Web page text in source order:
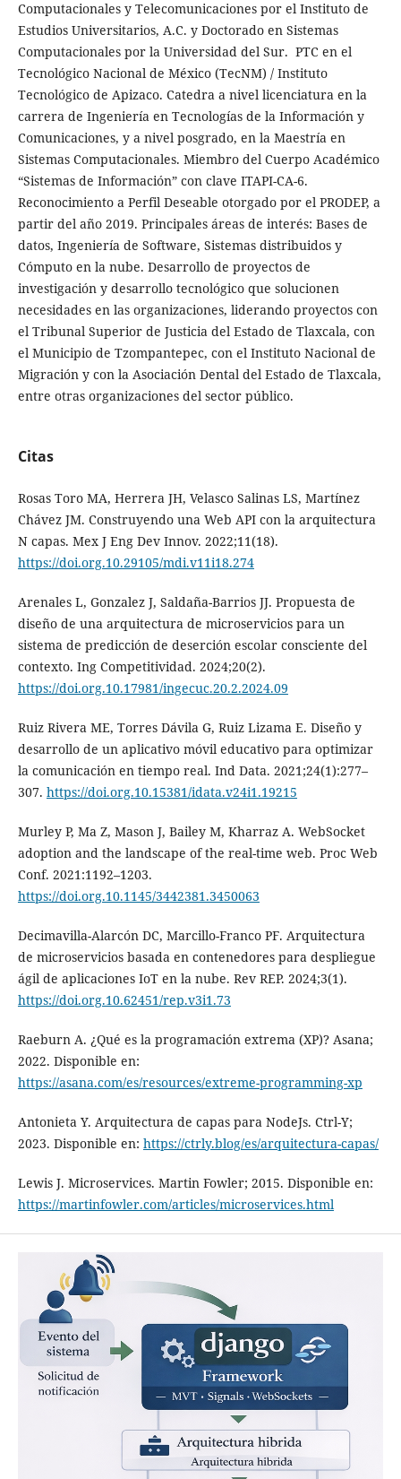
Computacionales y Telecomunicaciones por el Instituto de
Estudios Universitarios, A.C. y Doctorado en Sistemas
Computacionales por la Universidad del Sur. PTC en el
Tecnológico Nacional de México (TecNM) / Instituto
Tecnológico de Apizaco. Catedra a nivel licenciatura en la
carrera de Ingeniería en Tecnologías de la Información y
Comunicaciones, y a nivel posgrado, en la Maestría en
Sistemas Computacionales. Miembro del Cuerpo Académico
“Sistemas de Información” con clave ITAPI-CA-6.
Reconocimiento a Perfil Deseable otorgado por el PRODEP, a
partir del año 2019. Principales áreas de interés: Bases de
datos, Ingeniería de Software, Sistemas distribuidos y
Cómputo en la nube. Desarrollo de proyectos de
investigación y desarrollo tecnológico que solucionen
necesidades en las organizaciones, liderando proyectos con
el Tribunal Superior de Justicia del Estado de Tlaxcala, con
el Municipio de Tzompantepec, con el Instituto Nacional de
Migración y con la Asociación Dental del Estado de Tlaxcala,
entre otras organizaciones del sector público.
Citas
Rosas Toro MA, Herrera JH, Velasco Salinas LS, Martínez
Chávez JM. Construyendo una Web API con la arquitectura
N capas. Mex J Eng Dev Innov. 2022;11(18).
https://doi.org.10.29105/mdi.v11i18.274
Arenales L, Gonzalez J, Saldaña-Barrios JJ. Propuesta de
diseño de una arquitectura de microservicios para un
sistema de predicción de deserción escolar consciente del
contexto. Ing Competitividad. 2024;20(2).
https://doi.org.10.17981/ingecuc.20.2.2024.09
Ruiz Rivera ME, Torres Dávila G, Ruiz Lizama E. Diseño y
desarrollo de un aplicativo móvil educativo para optimizar
la comunicación en tiempo real. Ind Data. 2021;24(1):277–
307. https://doi.org.10.15381/idata.v24i1.19215
Murley P, Ma Z, Mason J, Bailey M, Kharraz A. WebSocket
adoption and the landscape of the real-time web. Proc Web
Conf. 2021:1192–1203.
https://doi.org.10.1145/3442381.3450063
Decimavilla-Alarcón DC, Marcillo-Franco PF. Arquitectura
de microservicios basada en contenedores para despliegue
ágil de aplicaciones IoT en la nube. Rev REP. 2024;3(1).
https://doi.org.10.62451/rep.v3i1.73
Raeburn A. ¿Qué es la programación extrema (XP)? Asana;
2022. Disponible en:
https://asana.com/es/resources/extreme-programming-xp
Antonieta Y. Arquitectura de capas para NodeJs. Ctrl-Y;
2023. Disponible en: https://ctrly.blog/es/arquitectura-capas/
Lewis J. Microservices. Martin Fowler; 2015. Disponible en:
https://martinfowler.com/articles/microservices.html